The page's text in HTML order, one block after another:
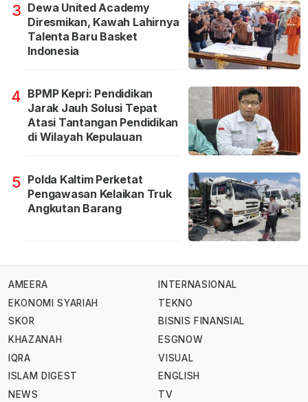
3 Dewa United Academy
Diresmikan, Kawah Lahirnya
Talenta Baru Basket
Indonesia
4 BPMP Kepri: Pendidikan
Jarak Jauh Solusi Tepat
Atasi Tantangan Pendidikan
di Wilayah Kepulauan
5 Polda Kaltim Perketat
Pengawasan Kelaikan Truk
Angkutan Barang
AMEERA
EKONOMI SYARIAH
SKOR
KHAZANAH
IQRA
ISLAM DIGEST
NEWS
INTERNASIONAL
TEKNO
BISNIS FINANSIAL
ESGNOW
VISUAL
ENGLISH
TV